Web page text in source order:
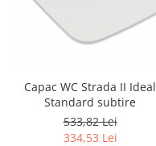
Capac WC Strada II Ideal
Standard subtire
533,82 Lei
334,53 Lei